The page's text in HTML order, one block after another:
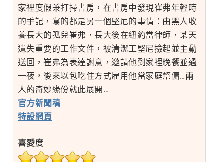
家裡度假兼打掃書房，在書房中發現崔弗年輕時
的手記，寫的都是另一個堅尼的事情：由黑人收
養長大的孤兒崔弗，長大後在紐約當律師，某天
遺失重要的工作文件，被清潔工堅尼撿起並主動
送回，崔弗為表達謝意，邀請他到家裡晚餐並過
一夜，後來以包吃住方式雇用他當家庭幫傭…兩
人的奇妙緣份就此展開…
官方新聞稿
特設網頁
喜愛度